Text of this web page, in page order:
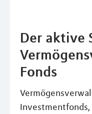
Der aktive
Fonds